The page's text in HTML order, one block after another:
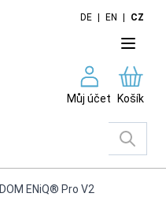
DE EN CZ
Můj účet Košík
DOM ENiQ® Pro V2